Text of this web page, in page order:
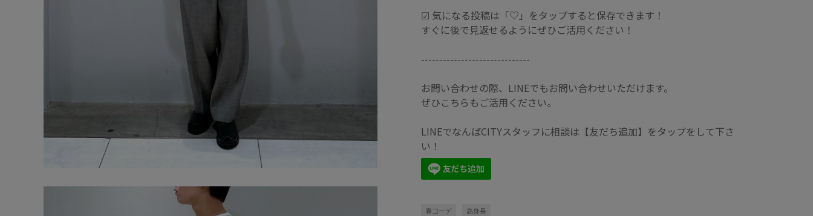
☑︎ 気になる投稿は「♡」をタップすると保存できます！
すぐに後で見返せるようにぜひご活用ください！
------------------------------
お問い合わせの際、LINEでもお問い合わせいただけます。
ぜひこちらもご活用ください。
LINEでなんばCITYスタッフに相談は【友だち追加】をタップをして下さ
い！
春コーデ 高身長